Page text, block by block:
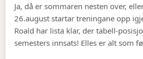
Ja, då er sommaren nesten over,
26.august startar treningane opp
Roald har lista klar, der tabell-
semesters innsats! Elles er alt som